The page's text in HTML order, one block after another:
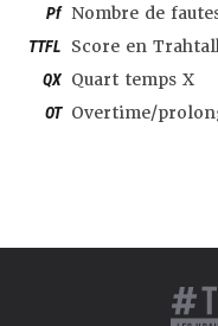
Pf Nombre de
TTFL Score en
QX Quart temps X
OT Overtime/